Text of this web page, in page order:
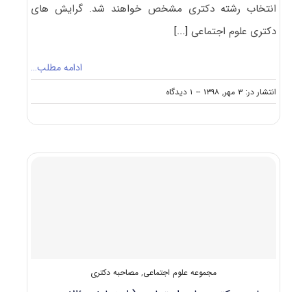
انتخاب رشته دکتری مشخص خواهند شد. گرایش های
دکتری ﻋﻠﻮم اجتماعی[...]
ادامه مطلب…
انتشار در: ۳ مهر, ۱۳۹۸ -- ۱ دیدگاه
on
دانشگاه
دکتری
مجموعه علوم اجتماعی, مصاحبه دکتری